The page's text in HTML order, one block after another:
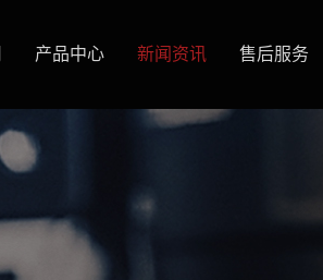
产品中心 新闻资讯 售后服务